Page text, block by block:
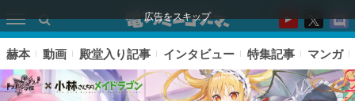
広告をスキップ
赫本 動画 殿堂入り記事 インタビュー 特集記事 マンガ